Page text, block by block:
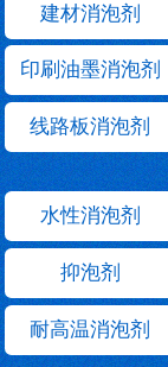
建材消泡剂
印刷油墨消泡剂
线路板消泡剂
水性消泡剂
抑泡剂
耐高温消泡剂